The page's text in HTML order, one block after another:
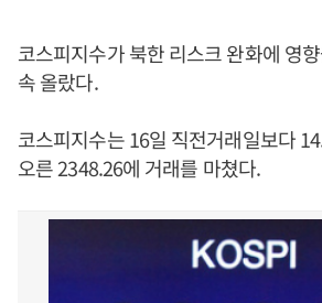
코스피지수가 북한 리스크 완화에 영
속 올랐다.
코스피지수는 16일 직전거래일보다
오른 2348.26에 거래를 마쳤다.